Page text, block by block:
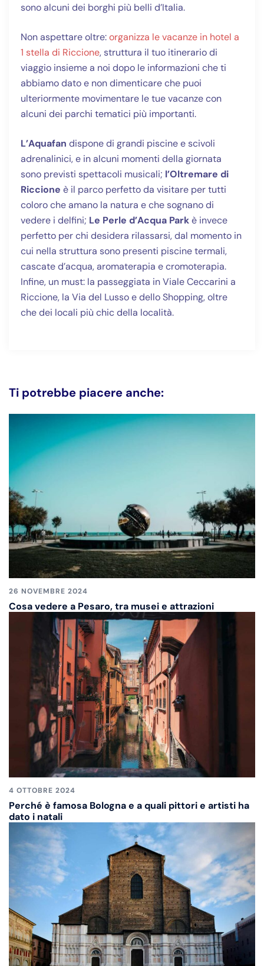
sono alcuni dei borghi più belli d’Italia.
Non aspettare oltre:organizza le vacanze in hotel a
1 stella di Riccione, struttura il tuo itinerario di
viaggio insieme a noi dopo le informazioni che ti
abbiamo dato e non dimenticare che puoi
ulteriormente movimentare le tue vacanze con
alcuni dei parchi tematici più importanti.
L’Aquafan dispone di grandi piscine e scivoli
adrenalinici, e in alcuni momenti della giornata
sono previsti spettacoli musicali; l’Oltremare di
Riccione è il parco perfetto da visitare per tutti
coloro che amano la natura e che sognano di
vedere i delfini; Le Perle d’Acqua Parkè invece
perfetto per chi desidera rilassarsi, dal momento in
cui nella struttura sono presenti piscine termali,
cascate d’acqua, aromaterapia e cromoterapia.
Infine, un must: la passeggiata in Viale Ceccarini a
Riccione, la Via del Lusso e dello Shopping, oltre
che dei locali più chic della località.
Ti potrebbe piacere anche:
26 NOVEMBRE 2024
Cosa vedere a Pesaro, tra musei e attrazioni
4 OTTOBRE 2024
Perché è famosa Bologna e a quali pittori e artisti ha
dato i natali